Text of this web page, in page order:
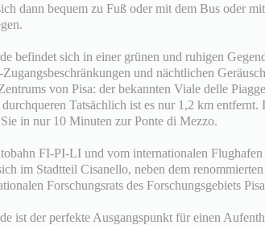
dann bequem zu Fuß oder mit dem Bus oder
befindet sich in einer grünen und ruhigen
und nächtlichen
von Pisa: der bekannten Viale delle
Tatsächlich ist es nur 1,2 km
in nur 10 Minuten zur Ponte di Mezzo.
FI-PI-LI und vom internationalen
im Stadtteil Cisanello, neben dem
Forschungsrats des Forschungsgebiets
ist der perfekte Ausgangspunkt für einen